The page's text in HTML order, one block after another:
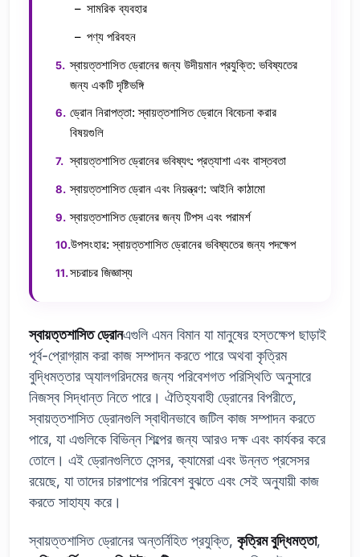
সামরিক ব্যবহার
পণ্য পরিবহন
স্বায়ত্তশাসিত ড্রোনের জন্য উদীয়মান প্রযুক্তি: ভবিষ্যতের
জন্য একটি দৃষ্টিভঙ্গি
ড্রোন নিরাপত্তা: স্বায়ত্তশাসিত ড্রোনে বিবেচনা করার
বিষয়গুলি
স্বায়ত্তশাসিত ড্রোনের ভবিষ্যৎ: প্রত্যাশা এবং বাস্তবতা
স্বায়ত্তশাসিত ড্রোন এবং নিয়ন্ত্রণ: আইনি কাঠামো
স্বায়ত্তশাসিত ড্রোনের জন্য টিপস এবং পরামর্শ
উপসংহার: স্বায়ত্তশাসিত ড্রোনের ভবিষ্যতের জন্য পদক্ষেপ
সচরাচর জিজ্ঞাস্য
স্বায়ত্তশাসিত ড্রোনএগুলি এমন বিমান যা মানুষের হস্তক্ষেপ ছাড়াই
পূর্ব-প্রোগ্রাম করা কাজ সম্পাদন করতে পারে অথবা কৃত্রিম
বুদ্ধিমত্তার অ্যালগরিদমের জন্য পরিবেশগত পরিস্থিতি অনুসারে
নিজস্ব সিদ্ধান্ত নিতে পারে। ঐতিহ্যবাহী ড্রোনের বিপরীতে,
স্বায়ত্তশাসিত ড্রোনগুলি স্বাধীনভাবে জটিল কাজ সম্পাদন করতে
পারে, যা এগুলিকে বিভিন্ন শিল্পের জন্য আরও দক্ষ এবং কার্যকর করে
তোলে। এই ড্রোনগুলিতে সেন্সর, ক্যামেরা এবং উন্নত প্রসেসর
রয়েছে, যা তাদের চারপাশের পরিবেশ বুঝতে এবং সেই অনুযায়ী কাজ
করতে সাহায্য করে।
স্বায়ত্তশাসিত ড্রোনের অন্তর্নিহিত প্রযুক্তি, কৃত্রিম বুদ্ধিমত্তা,